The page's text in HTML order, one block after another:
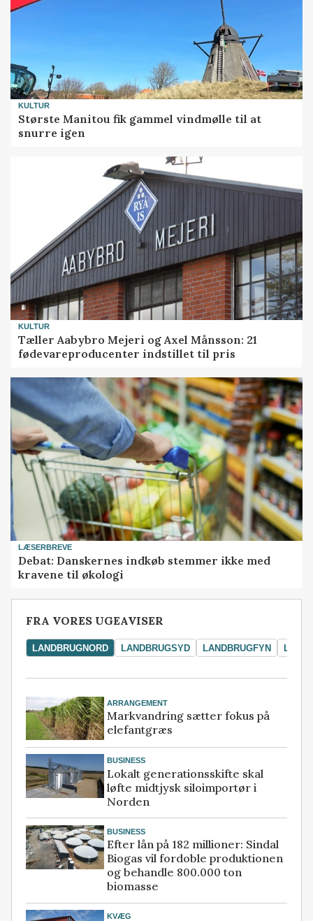
KULTUR
Største Manitou fik gammel vindmølle til at
snurre igen
KULTUR
Tæller Aabybro Mejeri og Axel Månsson: 21
fødevareproducenter indstillet til pris
LÆSERBREVE
Debat: Danskernes indkøb stemmer ikke med
kravene til økologi
FRA VORES UGEAVISER
LANDBRUGNORD LANDBRUGSYD LANDBRUGFYN
ARRANGEMENT
Markvandring sætter fokus på
elefantgræs
BUSINESS
Lokalt generationsskifte skal
løfte midtjysk siloimportør i
Norden
BUSINESS
Efter lån på 182 millioner: Sindal
Biogas vil fordoble produktionen
og behandle 800.000 ton
biomasse
KVÆG